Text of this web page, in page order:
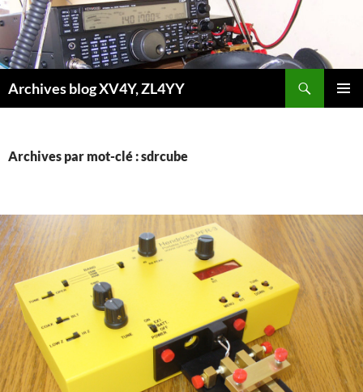
Aller
au
contenu
Archives blog XV4Y, ZL4YY
Archives par mot-clé : sdrcube